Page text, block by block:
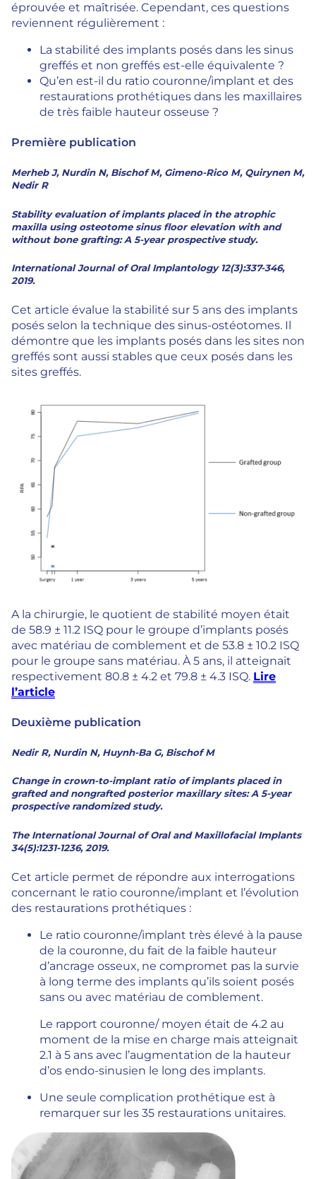
éprouvée et maîtrisée. Cependant, ces questions
reviennent régulièrement :
La stabilité des implants posés dans les sinus
greffés et non greffés est-elle équivalente ?
Qu’en est-il du ratio couronne/implant et des
restaurations prothétiques dans les maxillaires
de très faible hauteur osseuse ?
Première publication
Merheb J, Nurdin N, Bischof M, Gimeno-Rico M, Quirynen M,
Nedir R
Stability evaluation of implants placed in the atrophic
maxilla using osteotome sinus floor elevation with and
without bone grafting: A 5-year prospective study.
International Journal of Oral Implantology 12(3):337-346,
2019.
Cet article évalue la stabilité sur 5 ans des implants
posés selon la technique des sinus-ostéotomes. Il
démontre que les implants posés dans les sites non
greffés sont aussi stables que ceux posés dans les
sites greffés.
A la chirurgie, le quotient de stabilité moyen était
de 58.9 ± 11.2 ISQ pour le groupe d’implants posés
avec matériau de comblement et de 53.8 ± 10.2 ISQ
pour le groupe sans matériau. À 5 ans, il atteignait
respectivement 80.8 ± 4.2 et 79.8 ± 4.3 ISQ. Lire
l’article
Deuxième publication
Nedir R, Nurdin N, Huynh-Ba G, Bischof M
Change in crown-to-implant ratio of implants placed in
grafted and nongrafted posterior maxillary sites: A 5-year
prospective randomized study.
The International Journal of Oral and Maxillofacial Implants
34(5):1231-1236, 2019.
Cet article permet de répondre aux interrogations
concernant le ratio couronne/implant et l’évolution
des restaurations prothétiques :
Le ratio couronne/implant très élevé à la pause
de la couronne, du fait de la faible hauteur
d’ancrage osseux, ne compromet pas la survie
à long terme des implants qu’ils soient posés
sans ou avec matériau de comblement.
Le rapport couronne/ moyen était de 4.2 au
moment de la mise en charge mais atteignait
2.1 à 5 ans avec l’augmentation de la hauteur
d’os endo-sinusien le long des implants.
Une seule complication prothétique est à
remarquer sur les 35 restaurations unitaires.